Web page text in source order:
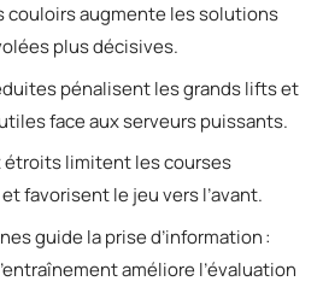
couloirs augmente les solutions
plus décisives.
pénalisent les grands lifts et
face aux serveurs puissants.
étroits limitent les courses
favorisent le jeu vers l’avant.
guide la prise d’information :
améliore l’évaluation